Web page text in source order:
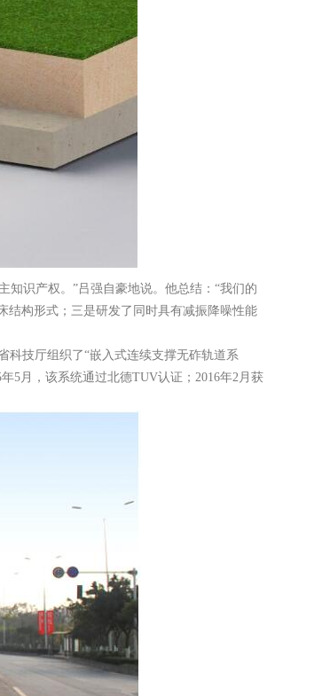
知识产权。”吕强自豪地说。他总结：“我们的
结构形式；三是研发了同时具有减振降噪性能
科技厅组织了“嵌入式连续支撑无砟轨道系
5月，该系统通过北德TUV认证；2016年2月获